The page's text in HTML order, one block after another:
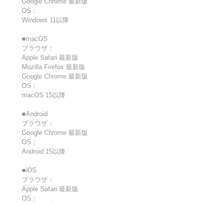
OS：
Windows 11以降
■macOS
ブラウザ：
Apple Safari 最新版
Mozilla Firefox 最新版
Google Chrome 最新版
OS：
macOS 15以降
■Android
ブラウザ：
Google Chrome 最新版
OS：
Android 15以降
■iOS
ブラウザ：
Apple Safari 最新版
OS：